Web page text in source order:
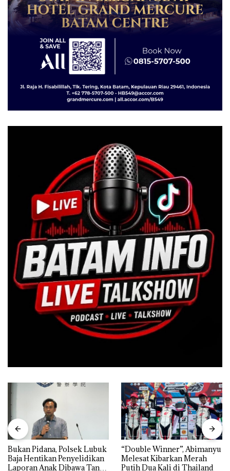
Bukan Pidana, Polsek Lubuk
Baja Hentikan Penyelidikan
Laporan Anak Dibawa Tanpa
“Double Winner”, Abimanyu
Melesat Kibarkan Merah
Putih Dua Kali di Thailand